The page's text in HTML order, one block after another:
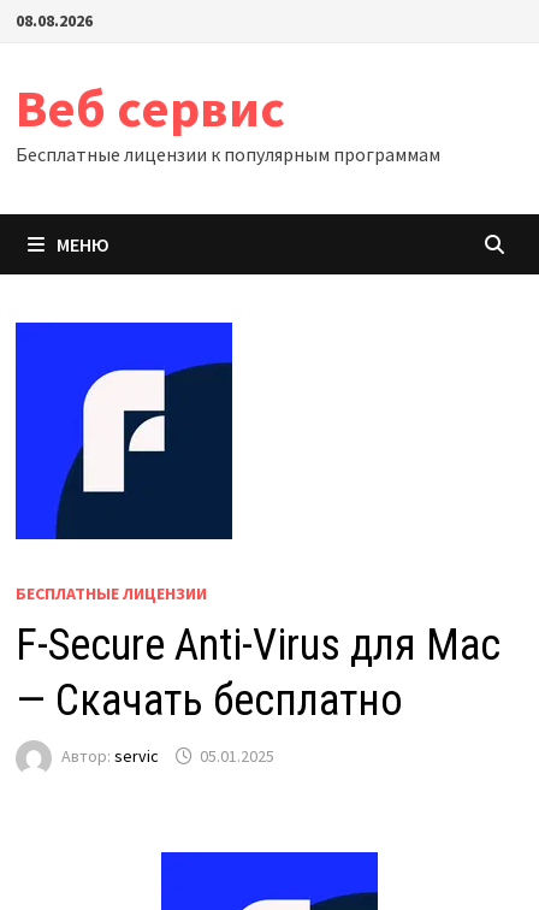
Перейти
содержимому
08.08.2026
Веб сервис
Бесплатные лицензии к популярным программам
МЕНЮ
БЕСПЛАТНЫЕ ЛИЦЕНЗИИ
F-Secure Anti-Virus для Mac
— Скачать бесплатно
Автор: servic 05.01.2025